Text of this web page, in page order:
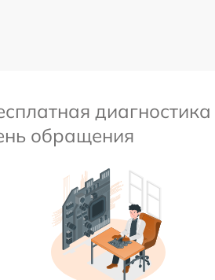
диагностика
обращения